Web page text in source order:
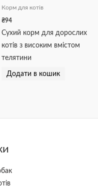
Корм для котів
₴94
Сухий корм для дорослих
котів з високим вмістом
телятини
Додати в кошик